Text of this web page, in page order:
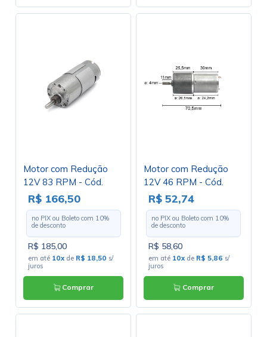
Motor com Redução
12V 83 RPM - Cód.
Motor 08
R$ 166,50
no PIX ou Boleto com 10%
de desconto
R$ 185,00
em até 10x de R$ 18,50 s/
juros
Comprar
Motor com Redução
12V 46 RPM - Cód.
Motor 43
R$ 52,74
no PIX ou Boleto com 10%
de desconto
R$ 58,60
em até 10x de R$ 5,86 s/
juros
Comprar